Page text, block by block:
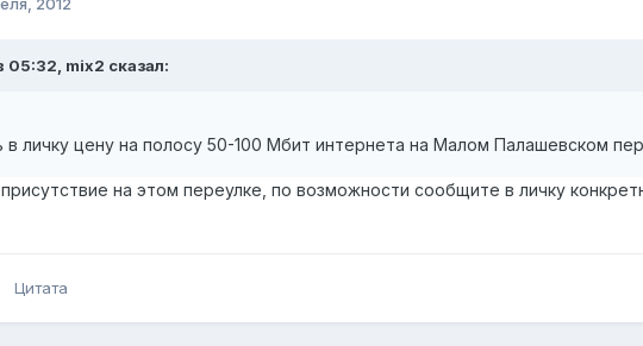
2012
05:32, mix2 сказал:
личку цену на полосу 50-100 Мбит интернета на Малом Палашевском
на этом переулке, по возможности сообщите в личку
Цитата